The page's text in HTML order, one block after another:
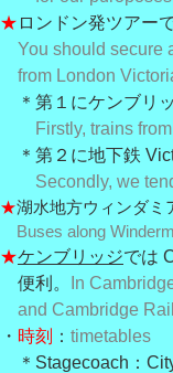
★ ロンドン発ツアー
You should secure
from London
＊第１にケンブリ
Firstly, trains
＊第２に地下鉄
Secondly, we
★湖水地方ウィンダミ
Buses along
★ケンブリッジでは
便利。
In
and Cambridge
・ 時刻 ： timetables
＊Stagecoach：